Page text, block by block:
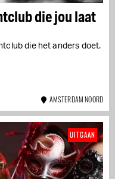
die jou laat
die het anders doet.
AMSTERDAM NOORD
UITGAAN